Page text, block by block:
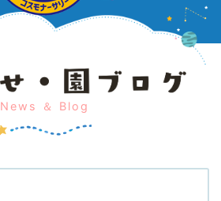
News ＆ Blog